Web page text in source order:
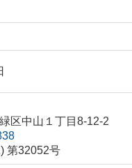
区中山１丁目8-12-2
第32052号